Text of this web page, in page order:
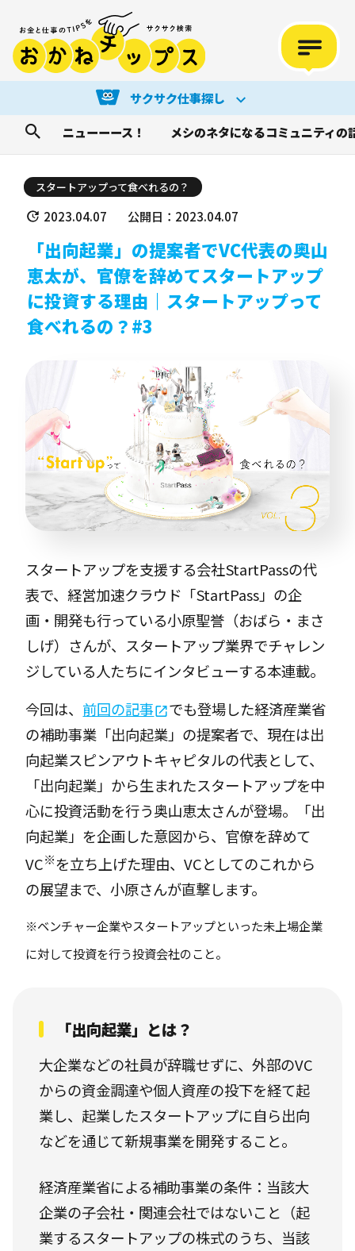
サクサク仕事探し
ニューーース！
メシのネタになるコミュニティの
スタートアップって食べれるの？
2023.04.07 公開日：2023.04.07
「出向起業」の提案者でVC代表の奥山
恵太が、官僚を辞めてスタートアップ
に投資する理由｜スタートアップって
食べれるの？#3
スタートアップを⽀援する会社StartPassの代
表で、経営加速クラウド「StartPass」の企
画・開発も行っている小原聖誉（おばら・まさ
しげ）さんが、スタートアップ業界でチャレン
ジしている人たちにインタビューする本連載。
今回は、 前回の記事
でも登場した経済産業省
の補助事業「出向起業」の提案者で、現在は出
向起業スピンアウトキャピタルの代表として、
「出向起業」から生まれたスタートアップを中
心に投資活動を行う奥山恵太さんが登場。「出
向起業」を企画した意図から、官僚を辞めて
VC※を立ち上げた理由、VCとしてのこれから
の展望まで、小原さんが直撃します。
※ベンチャー企業やスタートアップといった未上場企業
に対して投資を行う投資会社のこと。
「出向起業」とは？
大企業などの社員が辞職せずに、外部のVC
からの資金調達や個人資産の投下を経て起
業し、起業したスタートアップに自ら出向
などを通じて新規事業を開発すること。
経済産業省による補助事業の条件：当該大
企業の子会社・関連会社ではないこと（起
業するスタートアップの株式のうち、当該